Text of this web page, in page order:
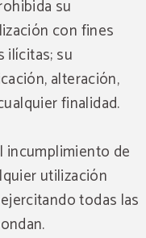
su
con fines
ilícitas; su
alteración,
finalidad.
incumplimiento de
utilización
todas las